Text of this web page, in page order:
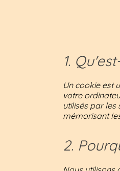
1.
Un cookie est
votre
utilisés par les
mémorisant
2.